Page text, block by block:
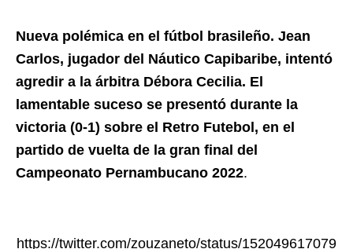
Nueva polémica en el fútbol brasileño. Jean
Carlos, jugador del Náutico Capibaribe, intentó
agredir a la árbitra Débora Cecilia. El
lamentable suceso se presentó durante la
victoria (0-1) sobre el Retro Futebol, en el
partido de vuelta de la gran final del
Campeonato Pernambucano 2022.
https://twitter.com/zouzaneto/status/152049617079